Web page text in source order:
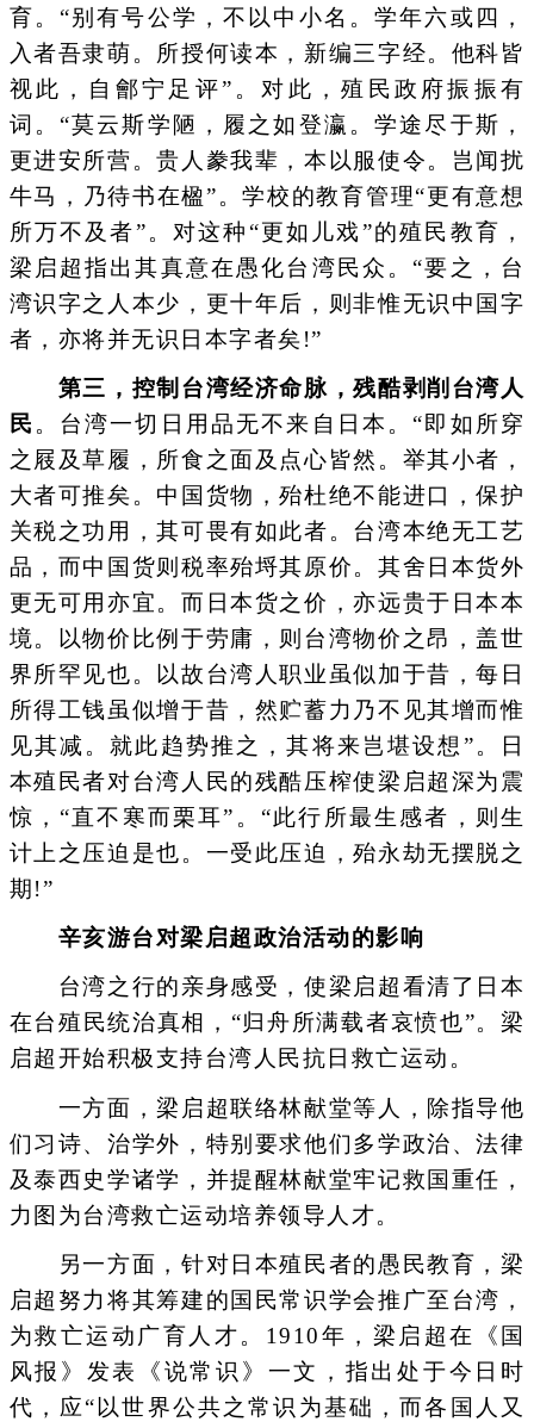
育。“别有号公学，不以中小名。学年六或四，
入者吾隶萌。所授何读本，新编三字经。他科皆
视此，自鄶宁足评”。对此，殖民政府振振有
词。“莫云斯学陋，履之如登瀛。学途尽于斯，
更进安所营。贵人豢我辈，本以服使令。岂闻扰
牛马，乃待书在楹”。学校的教育管理“更有意想
所万不及者”。对这种“更如儿戏”的殖民教育，
梁启超指出其真意在愚化台湾民众。“要之，台
湾识字之人本少，更十年后，则非惟无识中国字
者，亦将并无识日本字者矣!”
第三，控制台湾经济命脉，残酷剥削台湾人
民 。台湾一切日用品无不来自日本。“即如所穿
之屐及草履，所食之面及点心皆然。举其小者，
大者可推矣。中国货物，殆杜绝不能进口，保护
关税之功用，其可畏有如此者。台湾本绝无工艺
品，而中国货则税率殆埒其原价。其舍日本货外
更无可用亦宜。而日本货之价，亦远贵于日本本
境。以物价比例于劳庸，则台湾物价之昂，盖世
界所罕见也。以故台湾人职业虽似加于昔，每日
所得工钱虽似增于昔，然贮蓄力乃不见其增而惟
见其减。就此趋势推之，其将来岂堪设想”。日
本殖民者对台湾人民的残酷压榨使梁启超深为震
惊，“直不寒而栗耳”。“此行所最生感者，则生
计上之压迫是也。一受此压迫，殆永劫无摆脱之
期!”
辛亥游台对梁启超政治活动的影响
台湾之行的亲身感受，使梁启超看清了日本
在台殖民统治真相，“归舟所满载者哀愤也”。梁
启超开始积极支持台湾人民抗日救亡运动。
一方面，梁启超联络林献堂等人，除指导他
们习诗、治学外，特别要求他们多学政治、法律
及泰西史学诸学，并提醒林献堂牢记救国重任，
力图为台湾救亡运动培养领导人才。
另一方面，针对日本殖民者的愚民教育，梁
启超努力将其筹建的国民常识学会推广至台湾，
为救亡运动广育人才。1910年，梁启超在《国
风报》发表《说常识》一文，指出处于今日时
代，应“以世界公共之常识为基础，而各国人又